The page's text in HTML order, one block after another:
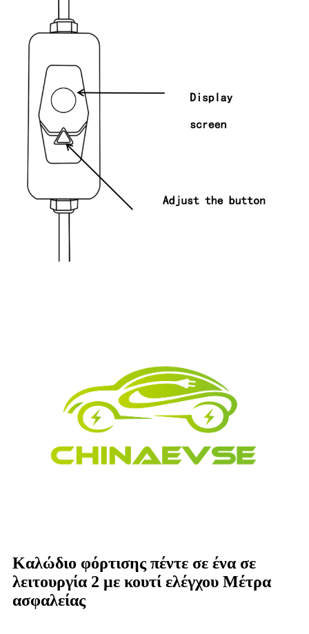
Καλώδιο φόρτισης πέντε σε ένα σε
λειτουργία 2 με κουτί ελέγχου Μέτρα
ασφαλείας